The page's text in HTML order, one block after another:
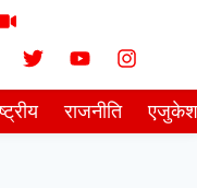
राजनीति